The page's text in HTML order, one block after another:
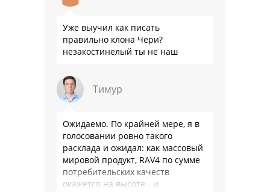
Уже выучил как писать
правильно клона Чери?
незакостинелый ты не наш
Тимур
Ожидаемо. По крайней мере, я в
голосовании ровно такого
расклада и ожидал: как массовый
мировой продукт, RAV4 по сумме
потребительских качеств
окажется на высоте - и